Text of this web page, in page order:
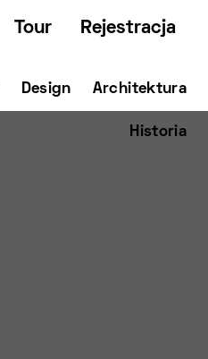
Tour Rejestracja
Design Architektura
Historia